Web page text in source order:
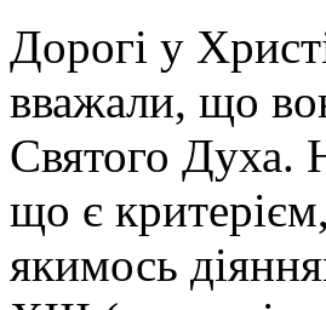
Дорогі у
вважали, що
Святого Духа.
що є
якимось